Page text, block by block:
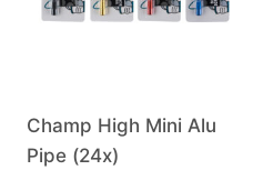
Champ High Mini Alu
Pipe (24x)